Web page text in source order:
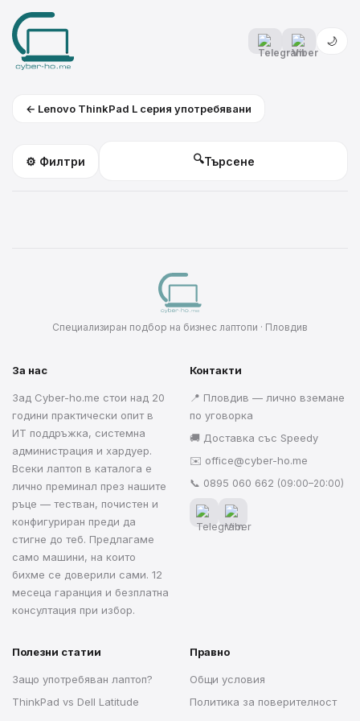
🌙
← Lenovo ThinkPad L серия употребявани
⚙️ Филтри 🔍
Специализиран подбор на бизнес лаптопи · Пловдив
За нас
Зад Cyber-ho.me стои над 20
години практически опит в
ИТ поддръжка, системна
администрация и хардуер.
Всеки лаптоп в каталога е
лично преминал през нашите
ръце — тестван, почистен и
конфигуриран преди да
стигне до теб. Предлагаме
само машини, на които
бихме се доверили сами. 12
месеца гаранция и безплатна
консултация при избор.
Контакти
📍 Пловдив — лично вземане
по уговорка
🚚 Доставка със Speedy
✉️ office@cyber-ho.me
📞 0895 060 662 (09:00–20:00)
Полезни статии
Защо употребяван лаптоп?
ThinkPad vs Dell Latitude
Правно
Общи условия
Политика за поверителност